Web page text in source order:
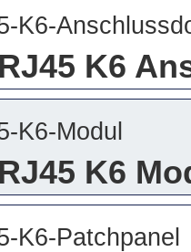
K6-
K6
K6-Modul
K6
K6-Patchpanel